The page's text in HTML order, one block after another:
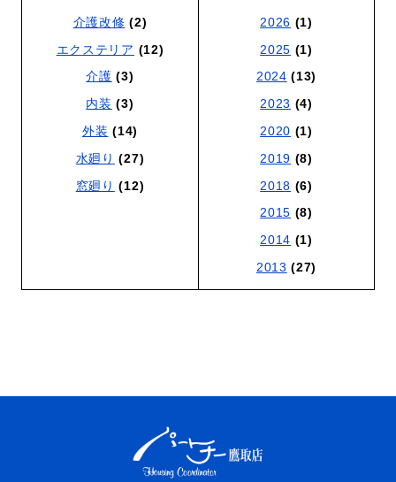
介護改修 (2)
エクステリア (12)
介護 (3)
内装 (3)
外装 (14)
水廻り (27)
窓廻り (12)
2026 (1)
2025 (1)
2024 (13)
2023 (4)
2020 (1)
2019 (8)
2018 (6)
2015 (8)
2014 (1)
2013 (27)